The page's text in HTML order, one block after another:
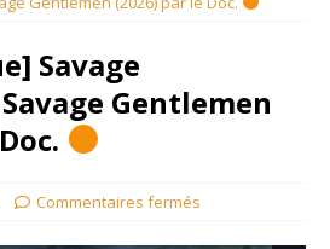
Savage
Gentlemen
Commentaires fermés